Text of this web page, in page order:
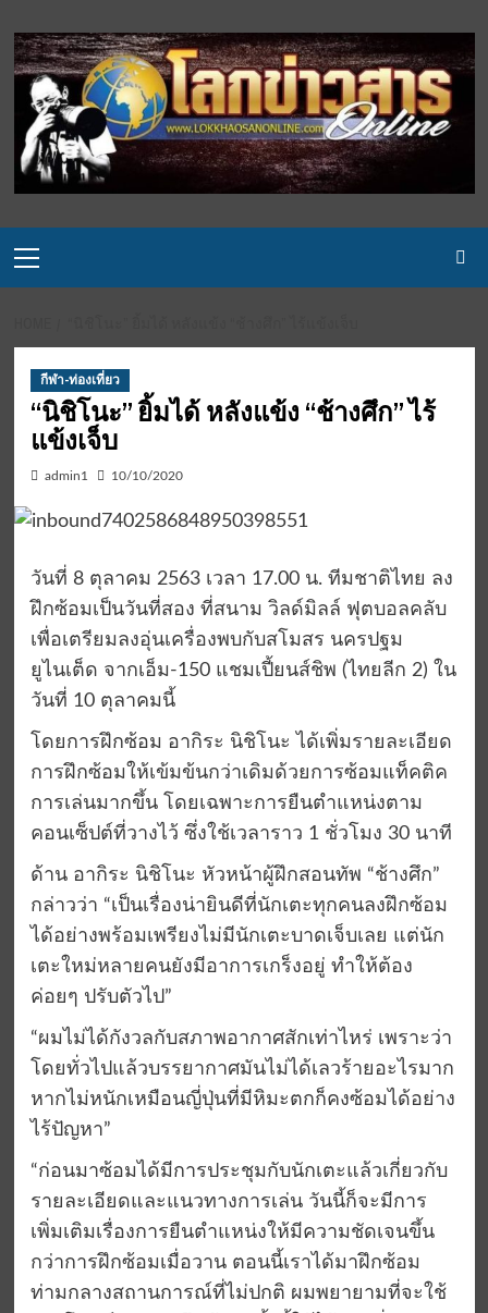
to
content
Menu
กีฬา-ท่องเที่ยว
“นิชิโนะ” ยิ้มได้ หลังแข้ง “ช้างศึก” ไร้
แข้งเจ็บ
admin1 10/10/2020
วันที่ 8 ตุลาคม 2563 เวลา 17.00 น. ทีมชาติไทย ลง
ฝึกซ้อมเป็นวันที่สอง ที่สนาม วิลด์มิลล์ ฟุตบอลคลับ
เพื่อเตรียมลงอุ่นเครื่องพบกับสโมสร นครปฐม
ยูไนเต็ด จากเอ็ม-150 แชมเปี้ยนส์ชิพ (ไทยลีก 2) ใน
วันที่ 10 ตุลาคมนี้
โดยการฝึกซ้อม อากิระ นิชิโนะ ได้เพิ่มรายละเอียด
การฝึกซ้อมให้เข้มข้นกว่าเดิมด้วยการซ้อมแท็คติค
การเล่นมากขึ้น โดยเฉพาะการยืนตำแหน่งตาม
คอนเซ็ปต์ที่วางไว้ ซึ่งใช้เวลาราว 1 ชั่วโมง 30 นาที
ด้าน อากิระ นิชิโนะ หัวหน้าผู้ฝึกสอนทัพ “ช้างศึก”
กล่าวว่า “เป็นเรื่องน่ายินดีที่นักเตะทุกคนลงฝึกซ้อม
ได้อย่างพร้อมเพรียงไม่มีนักเตะบาดเจ็บเลย แต่นัก
เตะใหม่หลายคนยังมีอาการเกร็งอยู่ ทำให้ต้อง
ค่อยๆ ปรับตัวไป”
“ผมไม่ได้กังวลกับสภาพอากาศสักเท่าไหร่ เพราะว่า
โดยทั่วไปแล้วบรรยากาศมันไม่ได้เลวร้ายอะไรมาก
หากไม่หนักเหมือนญี่ปุ่นที่มีหิมะตกก็คงซ้อมได้อย่าง
ไร้ปัญหา”
“ก่อนมาซ้อมได้มีการประชุมกับนักเตะแล้วเกี่ยวกับ
รายละเอียดและแนวทางการเล่น วันนี้ก็จะมีการ
เพิ่มเติมเรื่องการยืนตำแหน่งให้มีความชัดเจนขึ้น
กว่าการฝึกซ้อมเมื่อวาน ตอนนี้เราได้มาฝึกซ้อม
ท่ามกลางสถานการณ์ที่ไม่ปกติ ผมพยายามที่จะใช้